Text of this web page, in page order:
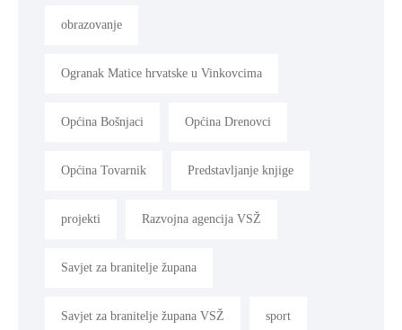
obrazovanje
Ogranak Matice hrvatske u Vinkovcima
Općina Bošnjaci Općina Drenovci
Općina Tovarnik Predstavljanje knjige
projekti Razvojna agencija VSŽ
Savjet za branitelje župana
Savjet za branitelje župana VSŽ sport